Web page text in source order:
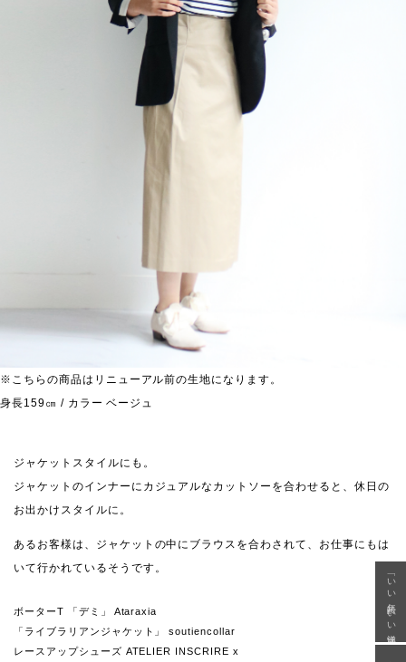
※こちらの商品はリニューアル前の生地になります。
身長159㎝ / カラー ベージュ
ジャケットスタイルにも。
ジャケットのインナーにカジュアルなカットソーを合わせると、休日の
お出かけスタイルに。
あるお客様は、ジャケットの中にブラウスを合わされて、お仕事にもは
いて行かれているそうです。
ボーターT 「デミ」 Ataraxia
「ライブラリアンジャケット」 soutiencollar
レースアップシューズ ATELIER INSCRIRE x
「いい年齢 いい洋服」